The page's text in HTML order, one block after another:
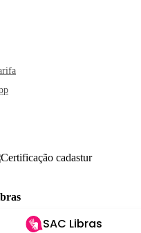
SAC Libras